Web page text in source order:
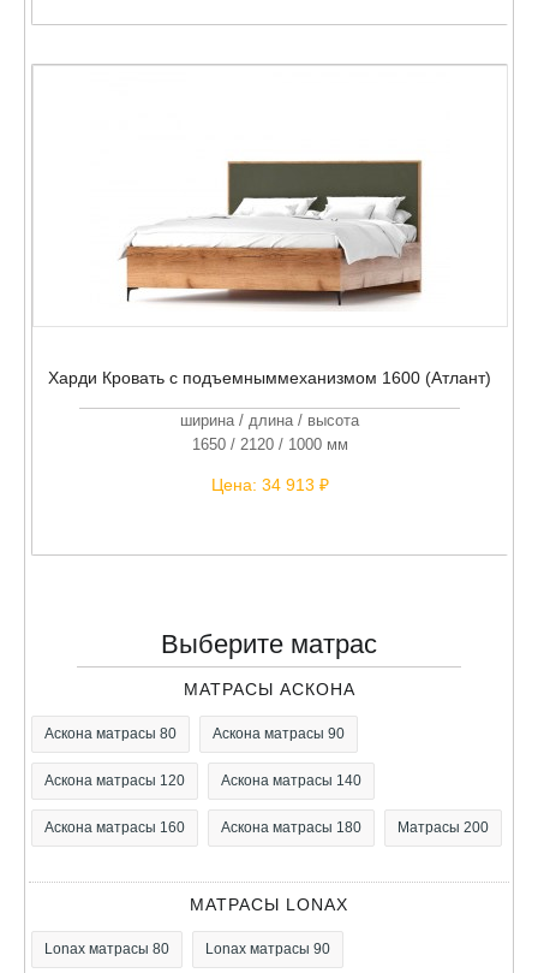
Харди Кровать с подъемныммеханизмом 1600 (Атлант)
ширина / длина / высота
1650 / 2120 / 1000 мм
Цена: 34 913 ₽
Выберите матрас
МАТРАСЫ АСКОНА
Аскона матрасы 80 Аскона матрасы 90
Аскона матрасы 120 Аскона матрасы 140
Аскона матрасы 160 Аскона матрасы 180 Матрасы 200
МАТРАСЫ LONAX
Lonax матрасы 80 Lonax матрасы 90